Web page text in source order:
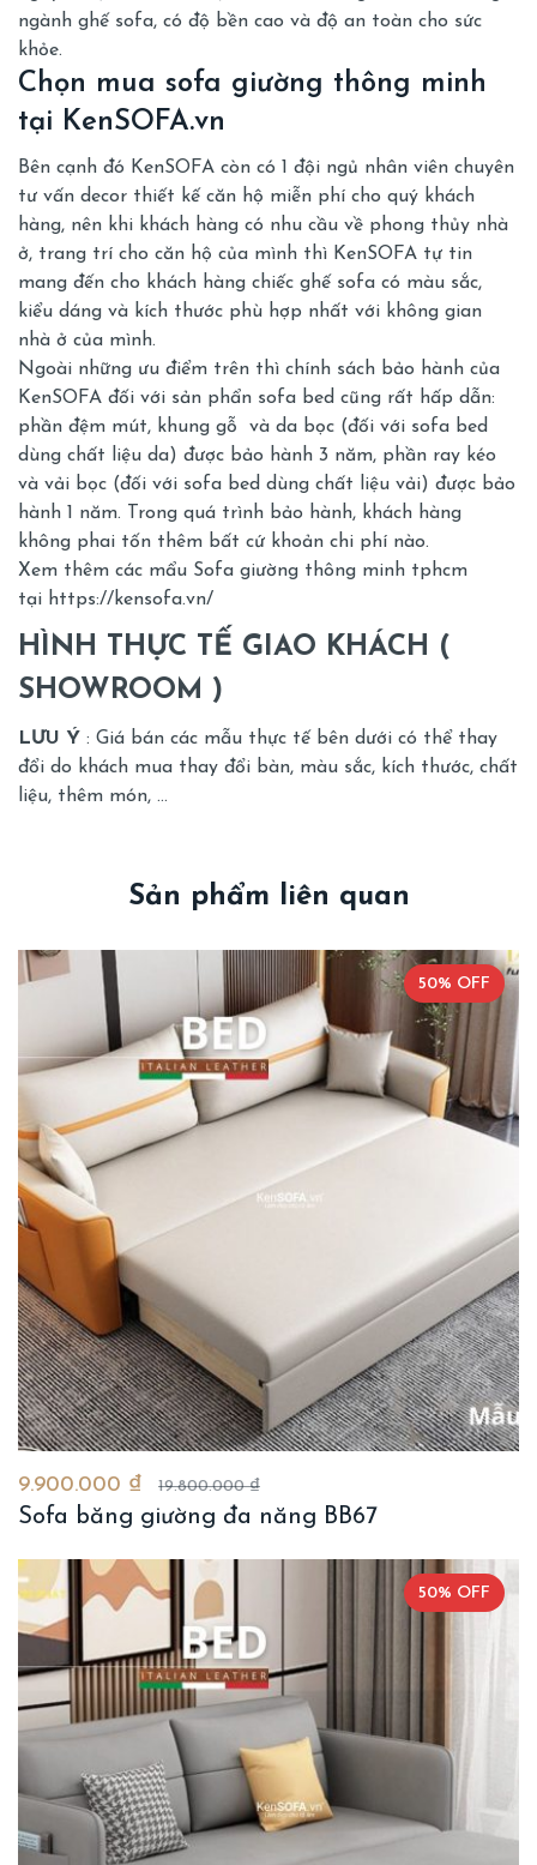
ngành ghế sofa, có độ bền cao và độ an toàn cho sức
khỏe.
Chọn mua sofa giường thông minh
tại KenSOFA.vn
Bên cạnh đó KenSOFA còn có 1 đội ngủ nhân viên chuyên
tư vấn decor thiết kế căn hộ miễn phí cho quý khách
hàng, nên khi khách hàng có nhu cầu về phong thủy nhà
ở, trang trí cho căn hộ của mình thì KenSOFA tự tin
mang đến cho khách hàng chiếc ghế sofa có màu sắc,
kiểu dáng và kích thước phù hợp nhất với không gian
nhà ở của mình.
Ngoài những ưu điểm trên thì chính sách bảo hành của
KenSOFA đối với sản phẩn sofa bed cũng rất hấp dẫn:
phần đệm mút, khung gỗ và da bọc (đối với sofa bed
dùng chất liệu da) được bảo hành 3 năm, phần ray kéo
và vải bọc (đối với sofa bed dùng chất liệu vải) được bảo
hành 1 năm. Trong quá trình bảo hành, khách hàng
không phai tốn thêm bất cứ khoản chi phí nào.
Xem thêm các mẩu Sofa giường thông minh tphcm
tại https://kensofa.vn/
HÌNH THỰC TẾ GIAO KHÁCH (
SHOWROOM )
LƯU Ý : Giá bán các mẫu thực tế bên dưới có thể thay
đổi do khách mua thay đổi bàn, màu sắc, kích thước, chất
liệu, thêm món, …
Sản phẩm liên quan
50% OFF
9.900.000 ₫ 19.800.000 ₫
Sofa băng giường đa năng BB67
50% OFF